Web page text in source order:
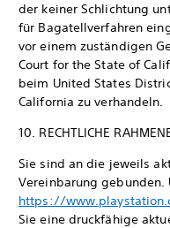
der keiner Schlichtung
für Bagatellverfahren
vor einem zuständigen
Court for the State of
beim United States
California zu verhandeln.
10. RECHTLICHE
Sie sind an die jeweils
Vereinbarung gebunden.
https://
Sie eine druckfähige